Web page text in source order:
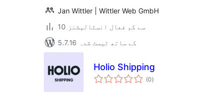
Jan Wittler | Wittler Web GmbH
10 سے کم فعال انسٹالیشنز
5.7.16 کے ساتھ ٹیسٹ شدہ
Holio Shipping
(0مجموعی
درجہ
)